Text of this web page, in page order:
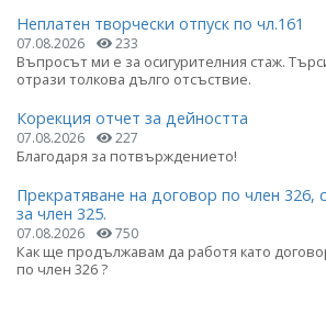
Неплатен творчески отпуск по чл.161
07.08.2026 233
Въпросът ми е за осигурителния стаж.
отрази толкова дълго отсъствие.
Корекция отчет за дейността
07.08.2026 227
Благодаря за потвърждението!
Прекратяване на договор по член 326,
за член 325.
07.08.2026 750
Как ще продължавам да работя като
по член 326 ?